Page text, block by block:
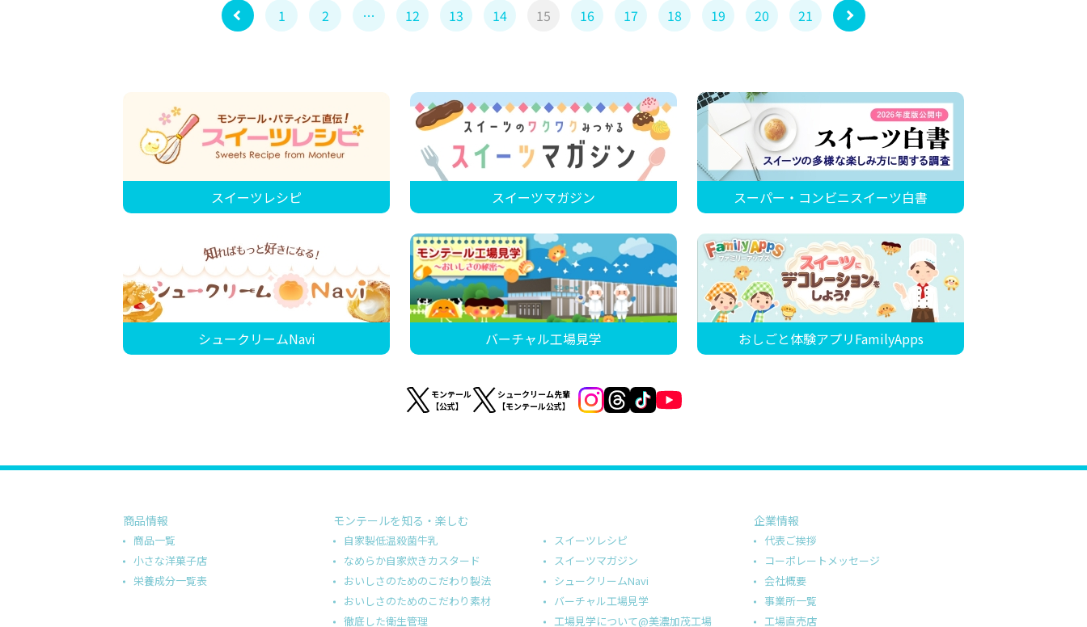
1 2 … 12 13 14 15 16 17 18 19 20 21
スイーツレシピ スイーツマガジン スーパー・コンビニスイーツ白書
シュークリームNavi バーチャル工場見学 おしごと体験アプリFamilyApps
モンテール
【公式】
シュークリーム先輩
【モンテール公式】
商品情報
商品一覧
小さな洋菓子店
栄養成分一覧表
モンテールを知る・楽しむ
自家製低温殺菌牛乳
なめらか自家炊きカスタード
おいしさのためのこだわり製法
おいしさのためのこだわり素材
徹底した衛生管理
スイーツレシピ
スイーツマガジン
シュークリームNavi
バーチャル工場見学
工場見学について@美濃加茂工場
企業情報
代表ご挨拶
コーポレートメッセージ
会社概要
事業所一覧
工場直売店